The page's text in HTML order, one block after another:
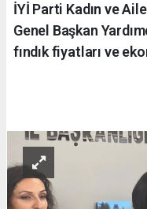
İYİ Parti Kadın ve
Genel Başkan
fındık fiyatları ve